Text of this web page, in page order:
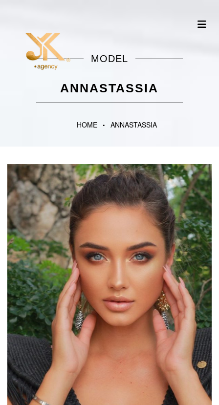
MODEL
ANNASTASSIA
HOME ANNASTASSIA